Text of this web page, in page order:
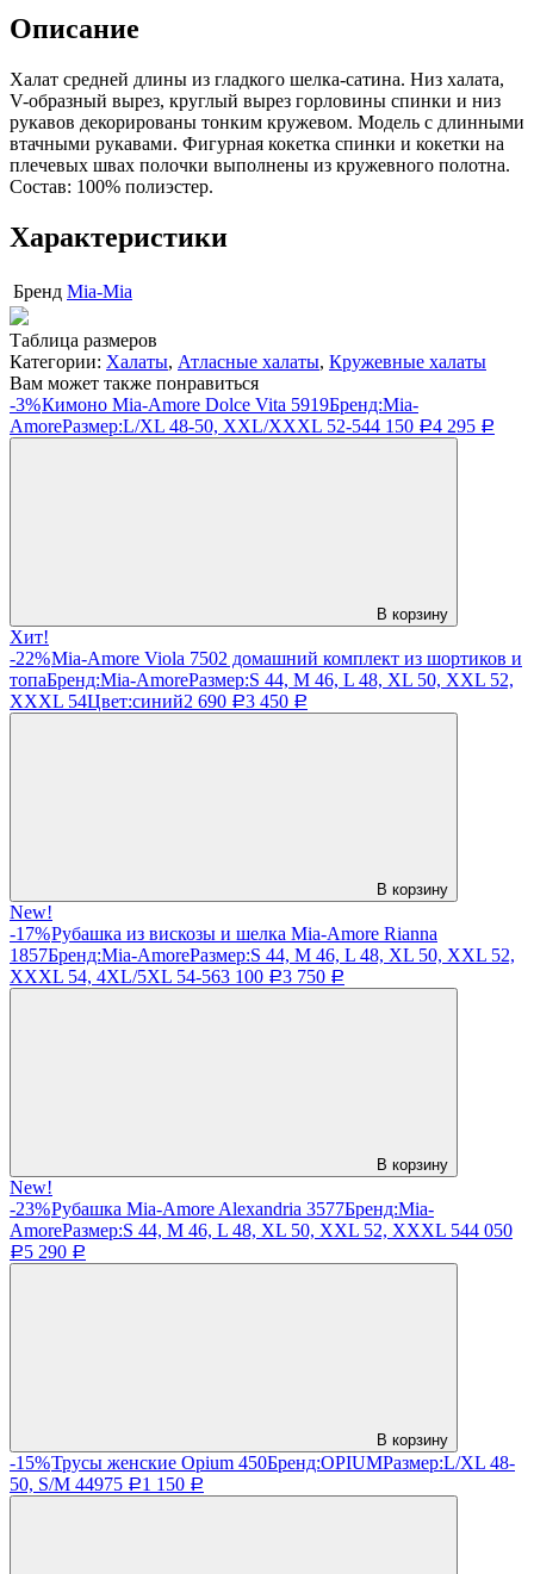
Описание
Халат средней длины из гладкого шелка-сатина. Низ халата,
V-образный вырез, круглый вырез горловины спинки и низ
рукавов декорированы тонким кружевом. Модель с длинными
втачными рукавами. Фигурная кокетка спинки и кокетки на
плечевых швах полочки выполнены из кружевного полотна.
Состав: 100% полиэстер.
Характеристики
Бренд Mia-Mia
Таблица размеров
Категории: Халаты, Атласные халаты, Кружевные халаты
Вам может также понравиться
-3%Кимоно Mia-Amore Dolce Vita 5919Бренд:Mia-
AmoreРазмер:L/XL 48-50, XXL/XXXL 52-544 150 Р4 295 Р
В корзину
Хит!
-22%Mia-Amore Viola 7502 домашний комплект из шортиков и
топаБренд:Mia-AmoreРазмер:S 44, M 46, L 48, XL 50, XXL 52,
XXXL 54Цвет:синий2 690 Р3 450 Р
В корзину
New!
-17%Рубашка из вискозы и шелка Mia-Amore Rianna
1857Бренд:Mia-AmoreРазмер:S 44, M 46, L 48, XL 50, XXL 52,
XXXL 54, 4XL/5XL 54-563 100 Р3 750 Р
В корзину
New!
-23%Рубашка Mia-Amore Alexandria 3577Бренд:Mia-
AmoreРазмер:S 44, M 46, L 48, XL 50, XXL 52, XXXL 544 050
Р5 290 Р
В корзину
-15%Трусы женские Opium 450Бренд:OPIUMРазмер:L/XL 48-
50, S/M 44975 Р1 150 Р